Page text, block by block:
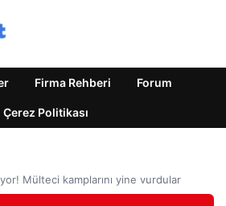
Firma Rehberi Forum
Çerez Politikası
Mülteci kamplarını yine vurdular